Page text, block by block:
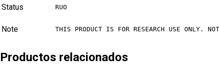
Status RUO
Note THIS PRODUCT IS FOR RESEARCH USE ONLY.
Productos relacionados